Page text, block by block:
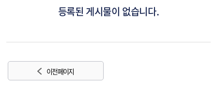
등록된 게시물이 없습니다.
이전 페이지